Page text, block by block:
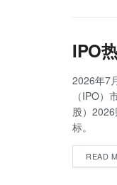
IPO
2026年7
（IPO
股）
标。
READ